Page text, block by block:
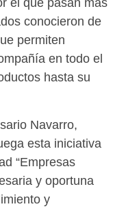
conocieron de
permiten
en todo el
hasta su
Navarro,
esta iniciativa
“Empresas
y oportuna
y